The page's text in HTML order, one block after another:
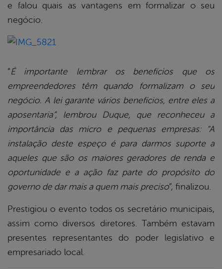
e falou quais as vantagens em formalizar o seu
negócio.
“É importante lembrar os benefícios que os
empreendedores têm quando formalizam o seu
negócio. A lei garante vários benefícios, entre eles a
aposentaria”, lembrou Duque, que reconheceu a
importância das micro e pequenas empresas: “A
instalação deste espeço é para darmos suporte a
aqueles que são os maiores geradores de renda e
oportunidade e a ação faz parte do propósito do
governo de dar mais a quem mais preciso”, finalizou.
Prestigiou o evento todos os secretário municipais,
assim como diversos diretores. Também estavam
presentes representantes do poder legislativo e
empresariado local.